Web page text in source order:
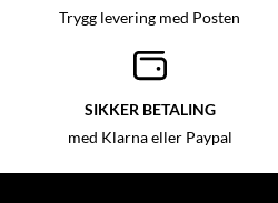
Trygg levering med Posten
SIKKER BETALING
med Klarna eller Paypal